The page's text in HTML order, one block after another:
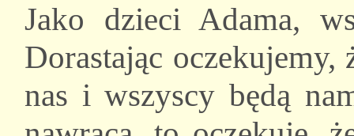
Jako dzieci Adama,
Dorastając oczekujemy,
nas i wszyscy będą